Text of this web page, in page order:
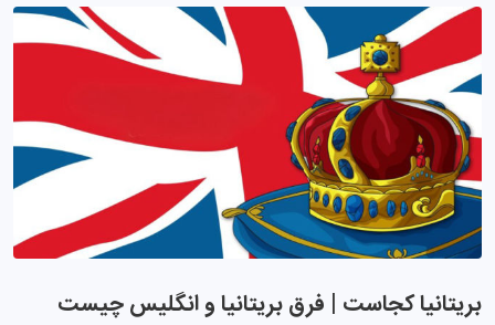
بریتانیا کجاست | فرق بریتانیا و انگلیس چیست